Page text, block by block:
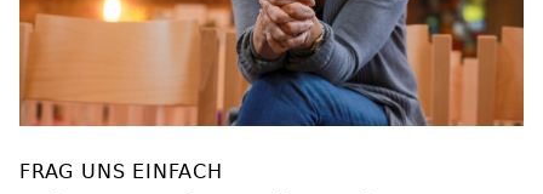
FRAG UNS EINFACH